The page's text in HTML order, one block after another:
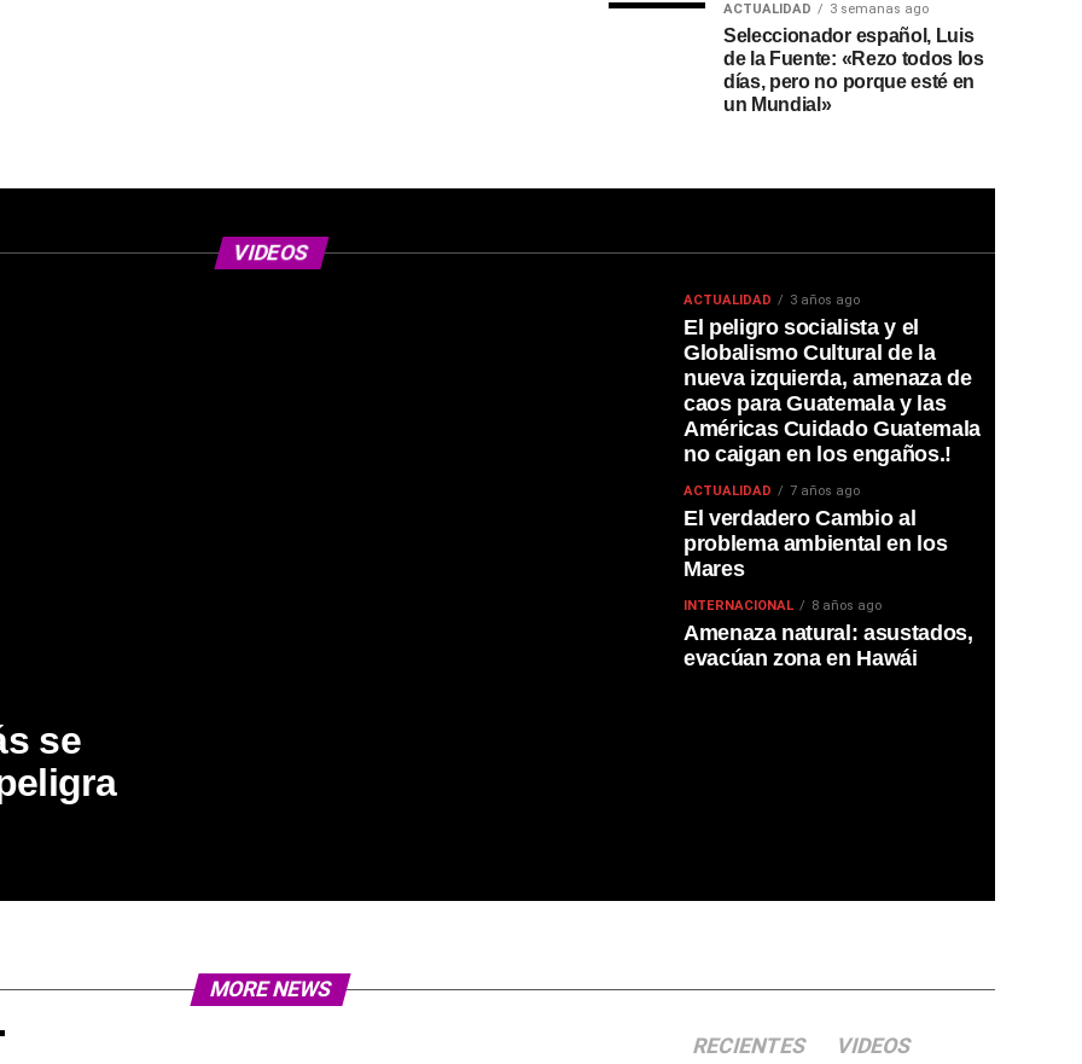
ACTUALIDAD 3 semanas ago
Seleccionador español, Luis
de la Fuente: «Rezo todos los
días, pero no porque esté en
un Mundial»
VIDEOS
se
ACTUALIDAD 3 años ago
El peligro socialista y el
Globalismo Cultural de la
nueva izquierda, amenaza de
caos para Guatemala y las
Américas Cuidado Guatemala
no caigan en los engaños.!
ACTUALIDAD 7 años ago
El verdadero Cambio al
problema ambiental en los
Mares
INTERNACIONAL 8 años ago
Amenaza natural: asustados,
evacúan zona en Hawái
MORE NEWS
RECIENTES VIDEOS